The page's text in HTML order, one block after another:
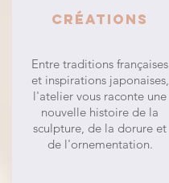
Créations
Entre traditions françaises
et inspirations japonaises,
l'atelier vous raconte une
nouvelle histoire de la
sculpture, de la dorure et
de l'ornementation.